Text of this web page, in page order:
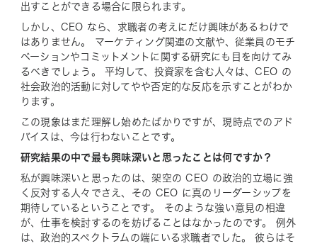
出すことができる場合に限られます。
しかし、CEO なら、求職者の考えに だけ興味があるわけで
はありません。 マーケティング関連の文献や、従業員のモチ
ベーションやコミットメントに関する研究にも目を向けてみ
るべきでしょう。 平均して、投資家を含む人々は、CEO の
社会政治的活動に対してやや否定的な反応を示すことがわか
ります。
この現象はまだ理解し始めたばかりですが、現時点でのアド
バイスは、今は行わないことです。
研究結果の中で最も興味深いと思ったことは何ですか？
私が興味深いと思ったのは、架空の CEO の政治的立場に強
く反対する人々でさえ、その CEO に真のリーダーシップを
期待しているということです。 そのような強い意見の相違
が、仕事を検討するのを妨げることはなかったのです。 例外
は、政治的スペクトラムの端にいる求職者でした。 彼らはそ